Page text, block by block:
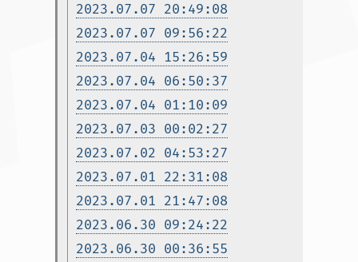
2023.07.07 20:49:08
2023.07.07 09:56:22
2023.07.04 15:26:59
2023.07.04 06:50:37
2023.07.04 01:10:09
2023.07.03 00:02:27
2023.07.02 04:53:27
2023.07.01 22:31:08
2023.07.01 21:47:08
2023.06.30 09:24:22
2023.06.30 00:36:55